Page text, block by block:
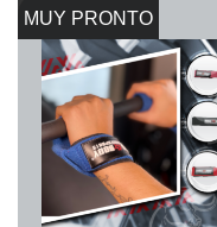
MUY PRONTO